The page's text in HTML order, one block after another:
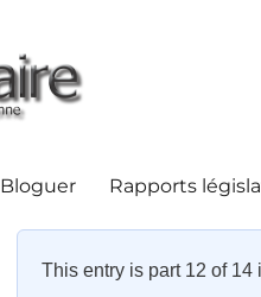
Bloguer Rapports
This entry is part 12 of 14